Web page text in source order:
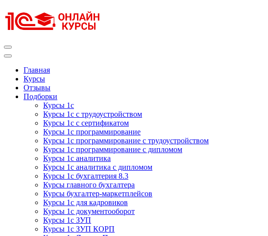
к
содержимому
Главная
Курсы
Отзывы
Подборки
Курсы 1с
Курсы 1с с трудоустройством
Курсы 1с с сертификатом
Курсы 1с программирование
Курсы 1с программирование с трудоустройством
Курсы 1с программирование с дипломом
Курсы 1с аналитика
Курсы 1с аналитика с дипломом
Курсы 1с бухгалтерия 8.3
Курсы главного бухгалтера
Курсы бухгалтер-маркетплейсов
Курсы 1с для кадровиков
Курсы 1с документооборот
Курсы 1с ЗУП
Курсы 1с ЗУП КОРП